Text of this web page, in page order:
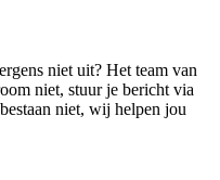
niet uit? Het team van
niet, stuur je bericht via
niet, wij helpen jou